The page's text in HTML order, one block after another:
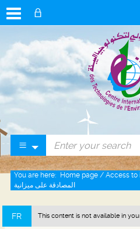
You are here: Home page / Access to
المصادقة على ميزانية
FR This content is not available in